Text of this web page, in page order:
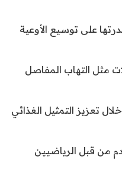
على توسيع الأوعية
مثل التهاب المفاصل
تعزيز التمثيل الغذائي
من قبل الرياضيين